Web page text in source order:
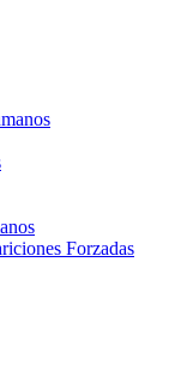
Forzadas